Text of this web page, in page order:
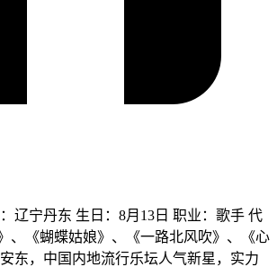
辽宁丹东 生日：8月13日 职业：歌手 代
、《蝴蝶姑娘》、《一路北风吹》、《心
东，中国内地流行乐坛人气新星，实力